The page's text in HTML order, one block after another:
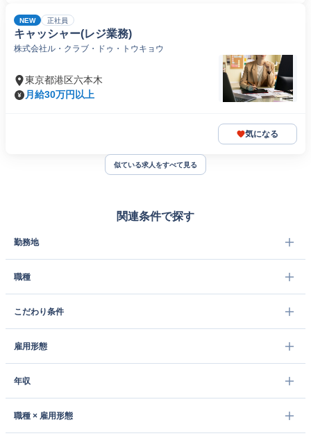
NEW 正社員
キャッシャー(レジ業務)
株式会社ル・クラブ・ドゥ・トウキョウ
東京都港区六本木
月給30万円以上
気になる
似ている求人をすべて見る
関連条件で探す
勤務地
職種
こだわり条件
雇用形態
年収
職種 × 雇用形態